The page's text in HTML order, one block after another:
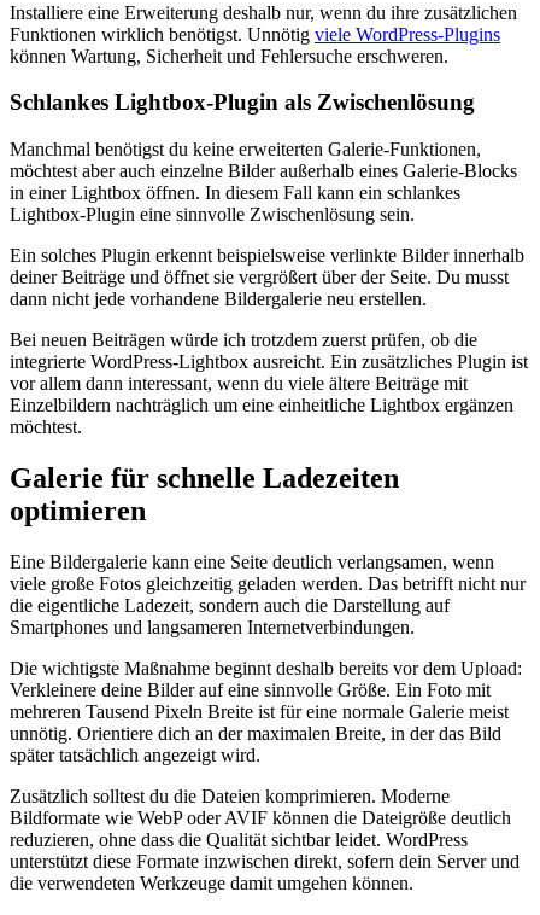
Installiere eine Erweiterung deshalb nur, wenn du ihre zusätzlichen
Funktionen wirklich benötigst. Unnötig viele WordPress-Plugins
können Wartung, Sicherheit und Fehlersuche erschweren.
Schlankes Lightbox-Plugin als Zwischenlösung
Manchmal benötigst du keine erweiterten Galerie-Funktionen,
möchtest aber auch einzelne Bilder außerhalb eines Galerie-Blocks
in einer Lightbox öffnen. In diesem Fall kann ein schlankes
Lightbox-Plugin eine sinnvolle Zwischenlösung sein.
Ein solches Plugin erkennt beispielsweise verlinkte Bilder innerhalb
deiner Beiträge und öffnet sie vergrößert über der Seite. Du musst
dann nicht jede vorhandene Bildergalerie neu erstellen.
Bei neuen Beiträgen würde ich trotzdem zuerst prüfen, ob die
integrierte WordPress-Lightbox ausreicht. Ein zusätzliches Plugin ist
vor allem dann interessant, wenn du viele ältere Beiträge mit
Einzelbildern nachträglich um eine einheitliche Lightbox ergänzen
möchtest.
Galerie für schnelle Ladezeiten
optimieren
Eine Bildergalerie kann eine Seite deutlich verlangsamen, wenn
viele große Fotos gleichzeitig geladen werden. Das betrifft nicht nur
die eigentliche Ladezeit, sondern auch die Darstellung auf
Smartphones und langsameren Internetverbindungen.
Die wichtigste Maßnahme beginnt deshalb bereits vor dem Upload:
Verkleinere deine Bilder auf eine sinnvolle Größe. Ein Foto mit
mehreren Tausend Pixeln Breite ist für eine normale Galerie meist
unnötig. Orientiere dich an der maximalen Breite, in der das Bild
später tatsächlich angezeigt wird.
Zusätzlich solltest du die Dateien komprimieren. Moderne
Bildformate wie WebP oder AVIF können die Dateigröße deutlich
reduzieren, ohne dass die Qualität sichtbar leidet. WordPress
unterstützt diese Formate inzwischen direkt, sofern dein Server und
die verwendeten Werkzeuge damit umgehen können.